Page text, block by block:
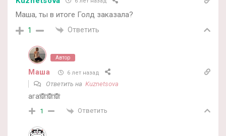
Маша, ты в итоге Голд заказала?
1 Ответить
Автор
Маша 6 лет назад
Ответить на Kuznetsova
ага🙈🙈🙈
1 Ответить